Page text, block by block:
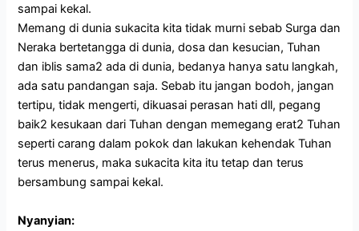
sampai kekal.
Memang di dunia sukacita kita tidak murni sebab Surga dan
Neraka bertetangga di dunia, dosa dan kesucian, Tuhan
dan iblis sama2 ada di dunia, bedanya hanya satu langkah,
ada satu pandangan saja. Sebab itu jangan bodoh, jangan
tertipu, tidak mengerti, dikuasai perasan hati dll, pegang
baik2 kesukaan dari Tuhan dengan memegang erat2 Tuhan
seperti carang dalam pokok dan lakukan kehendak Tuhan
terus menerus, maka sukacita kita itu tetap dan terus
bersambung sampai kekal.
Nyanyian: